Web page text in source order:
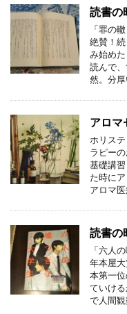
読書
「罪の
絶賛！
み始め
読んで
然。分
アロマ
ホリス
ラピー
基礎講
た時に
アロマ
読書
「六人
年本屋
本第一
ていけ
で人間観